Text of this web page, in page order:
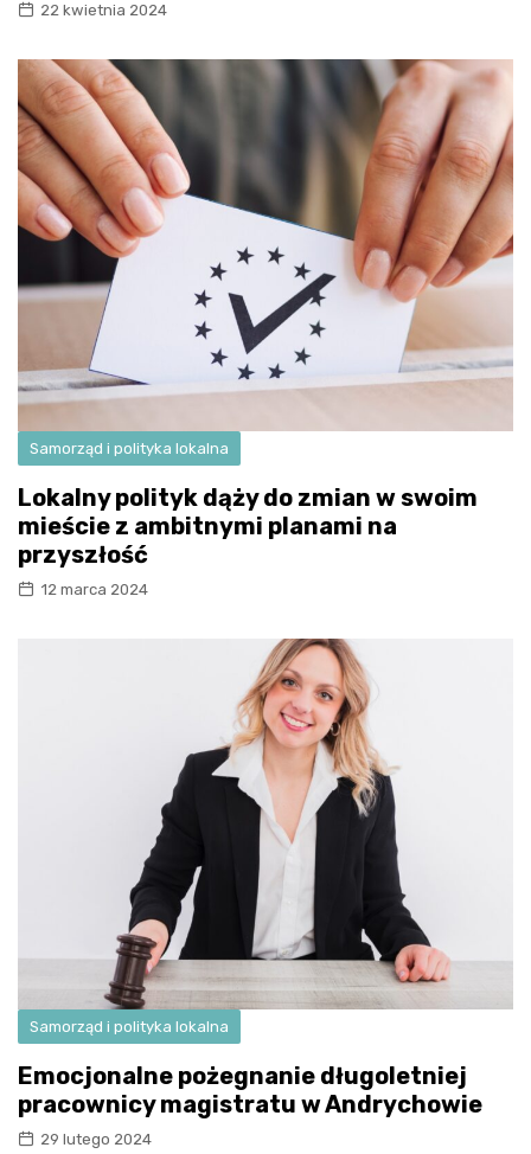
22 kwietnia 2024
Samorząd i polityka lokalna
Lokalny polityk dąży do zmian w swoim
mieście z ambitnymi planami na
przyszłość
12 marca 2024
Samorząd i polityka lokalna
Emocjonalne pożegnanie długoletniej
pracownicy magistratu w Andrychowie
29 lutego 2024